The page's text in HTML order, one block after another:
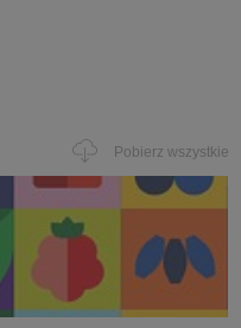
Pobierz wszystkie